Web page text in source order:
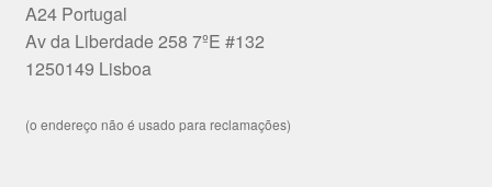
A24 Portugal
Av da Liberdade 258 7ºE #132
1250149 Lisboa
(o endereço não é usado para reclamações)